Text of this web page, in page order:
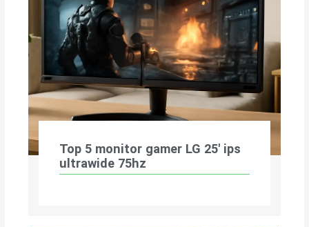
Top 5 monitor gamer LG 25′ ips
ultrawide 75hz